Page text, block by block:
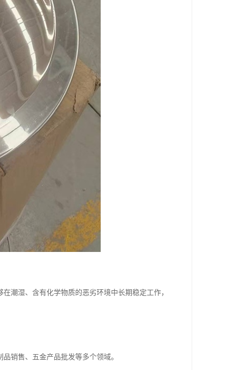
潮湿、含有化学物质的恶劣环境中长期稳定工作，
销售、五金产品批发等多个领域。